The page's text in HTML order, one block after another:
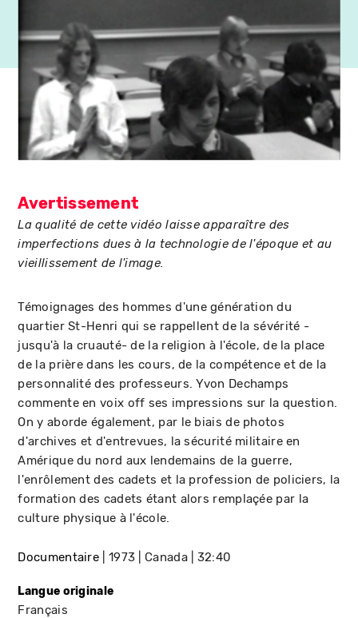
Avertissement
La qualité de cette vidéo laisse apparaître des
imperfections dues à la technologie de l'époque et au
vieillissement de l'image.
Témoignages des hommes d'une génération du
quartier St-Henri qui se rappellent de la sévérité -
jusqu'à la cruauté- de la religion à l'école, de la place
de la prière dans les cours, de la compétence et de la
personnalité des professeurs. Yvon Dechamps
commente en voix off ses impressions sur la question.
On y aborde également, par le biais de photos
d'archives et d'entrevues, la sécurité militaire en
Amérique du nord aux lendemains de la guerre,
l'enrôlement des cadets et la profession de policiers, la
formation des cadets étant alors remplaçée par la
culture physique à l'école.
Documentaire 1973 Canada 32:40
Langue originale
Français